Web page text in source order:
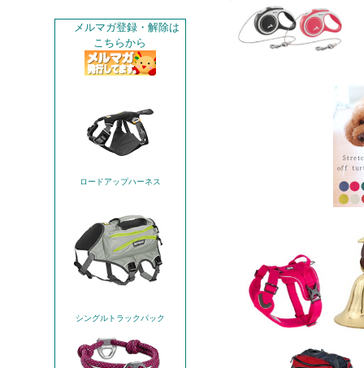
メルマガ登録・解除は
こちらから
ロードアップハーネス
シングルトラックパック